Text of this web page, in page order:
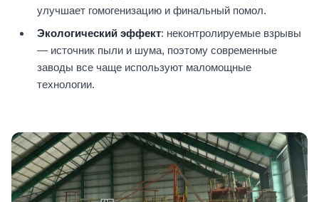
улучшает гомогенизацию и финальный помол.
Экологический эффект: неконтролируемые взрывы
— источник пыли и шума, поэтому современные
заводы все чаще используют маломощные
технологии.